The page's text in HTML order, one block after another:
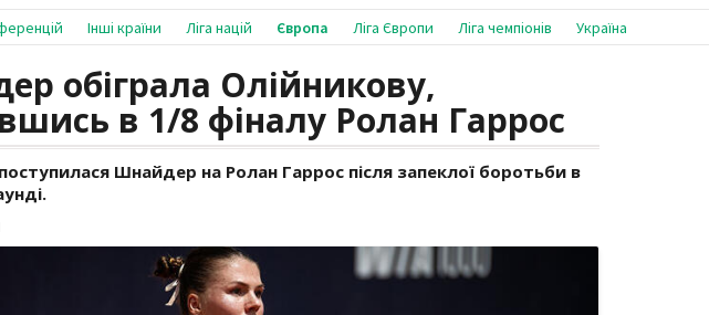
Інші країни Ліга націй Європа Ліга Європи Ліга чемпіонів Україна
обіграла Олійникову,
в 1/8 фіналу Ролан Гаррос
Шнайдер на Ролан Гаррос після запеклої боротьби в